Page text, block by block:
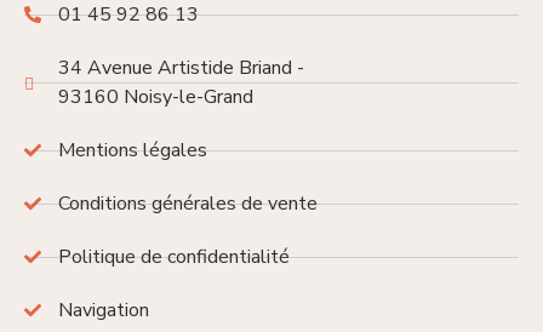
01 45 92 86 13
34 Avenue Artistide Briand -
93160 Noisy-le-Grand
Mentions légales
Conditions générales de vente
Politique de confidentialité
Navigation